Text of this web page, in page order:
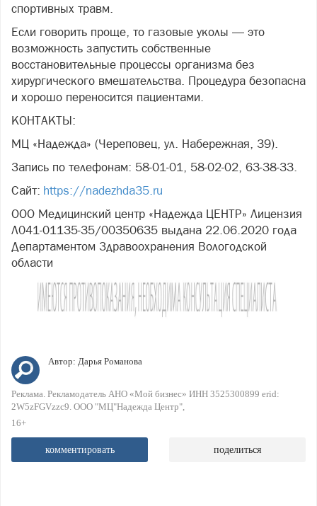
спортивных травм.
Если говорить проще, то газовые уколы — это
возможность запустить собственные
восстановительные процессы организма без
хирургического вмешательства. Процедура безопасна
и хорошо переносится пациентами.
КОНТАКТЫ:
МЦ «Надежда» (Череповец, ул. Набережная, 39).
Запись по телефонам: 58-01-01, 58-02-02, 63-38-33.
Сайт: https://nadezhda35.ru
ООО Медицинский центр «Надежда ЦЕНТР» Лицензия
Л041-01135-35/00350635 выдана 22.06.2020 года
Департаментом Здравоохранения Вологодской
области
Автор: Дарья Романова
Реклама. Рекламодатель АНО «Мой бизнес» ИНН 3525300899 erid:
2W5zFGVzzc9. ООО "МЦ"Надежда Центр"
16+
комментировать поделиться